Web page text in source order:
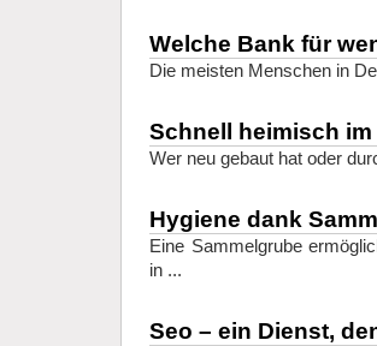
Welche Bank für
Die meisten Menschen in
Schnell heimisch im
Wer neu gebaut hat oder
Hygiene dank
Eine Sammelgrube
in ...
Seo – ein Dienst,